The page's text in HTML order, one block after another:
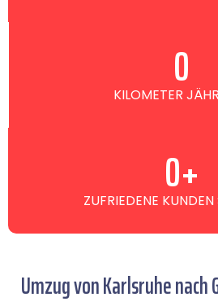
KILOMETER
0
ZUFRIEDENE 0+
Umzug von Karlsruhe nach